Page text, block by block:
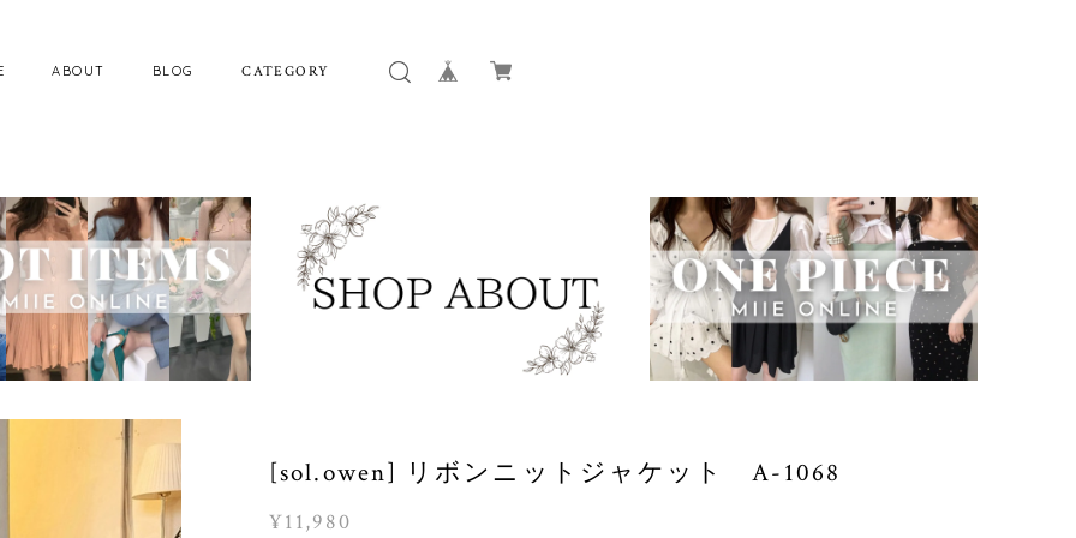
ABOUT BLOG CATEGORY
[sol.owen] リボンニットジャケット A-1068
¥11,980